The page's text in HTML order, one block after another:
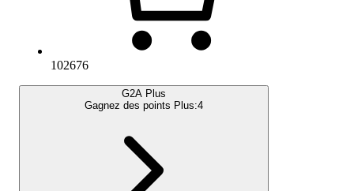
102676
G2A Plus
Gagnez des points Plus:4